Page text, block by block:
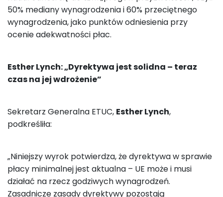
50% mediany wynagrodzenia i 60% przeciętnego
wynagrodzenia, jako punktów odniesienia przy
ocenie adekwatności płac.
Esther Lynch: „Dyrektywa jest solidna – teraz
czas na jej wdrożenie”
Sekretarz Generalna ETUC, Esther Lynch,
podkreśliła:
„Niniejszy wyrok potwierdza, że dyrektywa w sprawie
płacy minimalnej jest aktualna – UE może i musi
działać na rzecz godziwych wynagrodzeń.
Zasadnicze zasady dyrektywy pozostają